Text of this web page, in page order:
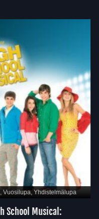
Yhdistelmälupa
Musical: